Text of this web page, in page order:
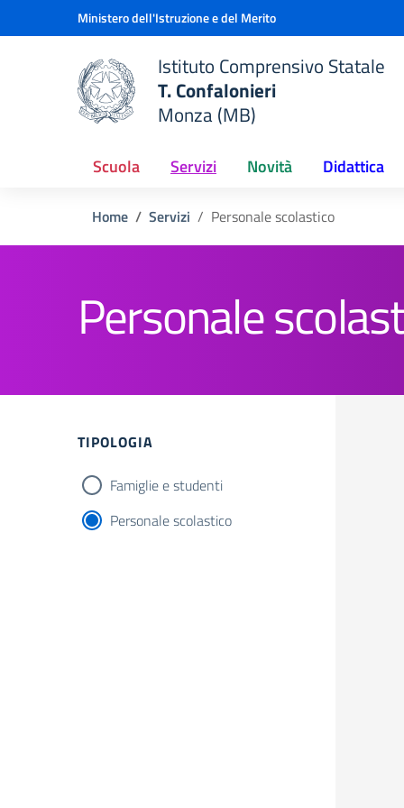
Vai ai contenuti
Vai al menu di navigazioneMinistero dell'Istruzione e del Merito
scuola
Istituto Comprensivo Statale
T. Confalonieri
Monza (MB)
Scuola Servizi Novità Didattica
Home Servizi Personale scolastico
Personale
Filtri
TIPOLOGIA
Famiglie e studenti
Personale scolastico